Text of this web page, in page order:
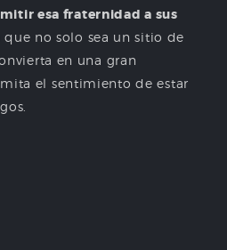
esa fraternidad a sus
no solo sea un sitio de
en una gran
el sentimiento de estar